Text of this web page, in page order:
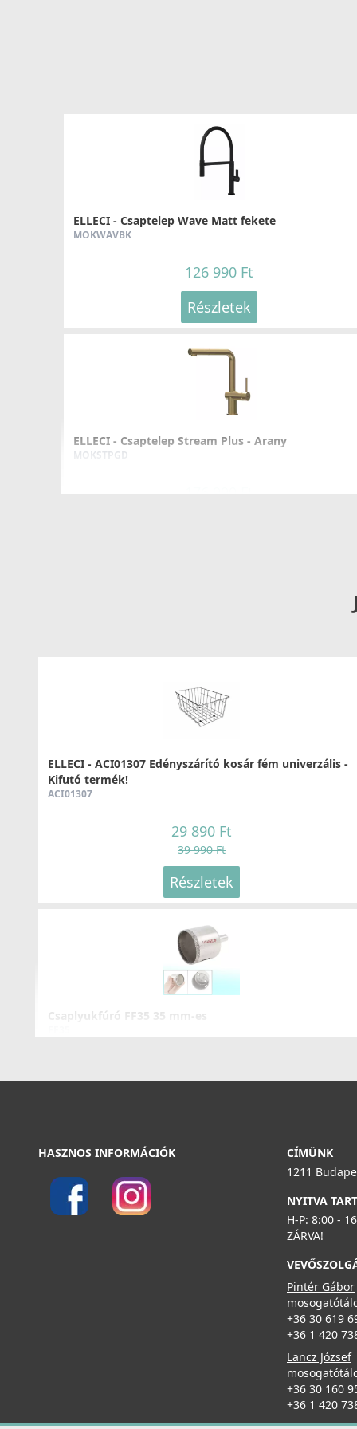
ELLECI - Csaptelep Wave Matt fekete
MOKWAVBK
126 990 Ft
Részletek
ELLECI - Csaptelep Stream Plus - Arany
MOKSTPGD
219 990 Ft
Részletek
ELLECI - Csaptelep Flamingo pure matt fekete
165 990 Ft
Részletek
ELLECI - Csaptelep Smith Matt Fekete + K83
ELLECI - ACI01307 Edényszárító kosár fém univerzális -
Kifutó termék!
ACI01307
29 890 Ft
39 990 Ft
Részletek
Csaplyukfúró FF35 35 mm-es
ELLECI - Tisztítószer, zsírtalanító és tisztító spray
HASZNOS INFORMÁCIÓK
CÍMÜNK
1211
NYITVA
H-P: 8:00 -
ZÁRVA!
Pintér Gábor
+36 30 619
+36 1 420
Lancz József
+36 30 160
+36 1 420